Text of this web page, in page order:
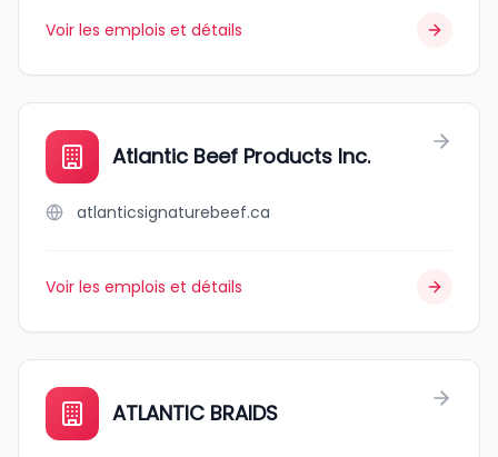
Voir les emplois et détails
Atlantic Beef Products Inc.
atlanticsignaturebeef.ca
Voir les emplois et détails
ATLANTIC BRAIDS